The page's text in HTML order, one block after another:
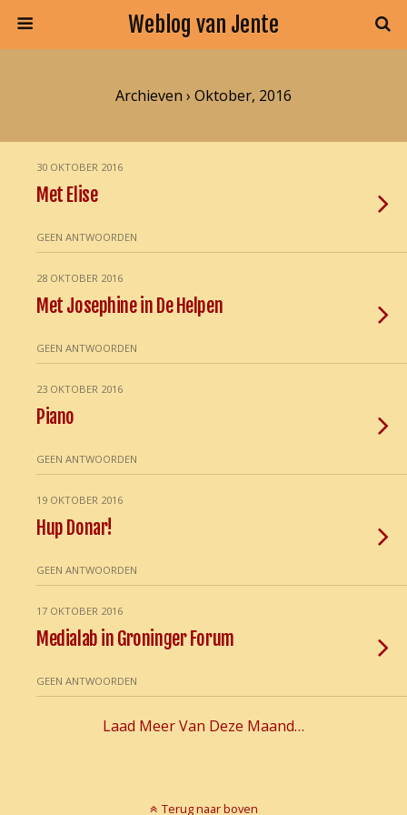
Weblog van Jente
Archieven › Oktober, 2016
30 OKTOBER 2016
Met Elise
GEEN ANTWOORDEN
28 OKTOBER 2016
Met Josephine in De Helpen
GEEN ANTWOORDEN
23 OKTOBER 2016
Piano
GEEN ANTWOORDEN
19 OKTOBER 2016
Hup Donar!
GEEN ANTWOORDEN
17 OKTOBER 2016
Medialab in Groninger Forum
GEEN ANTWOORDEN
Laad Meer Van Deze Maand…
Terug naar boven